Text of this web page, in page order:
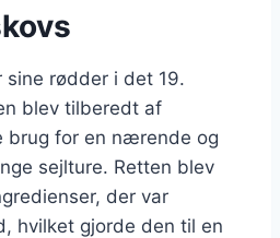
sine rødder i det 19.
blev tilberedt af
brug for en nærende og
sejlture. Retten blev
der var
hvilket gjorde den til en